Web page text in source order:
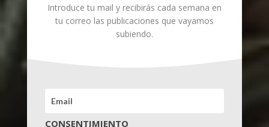
Introduce tu mail y recibirás cada semana en
tu correo las publicaciones que vayamos
subiendo.
CONSENTIMIENTO